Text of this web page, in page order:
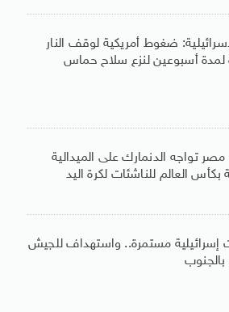
ضغوط أمريكية لوقف النار
لمدة أسبوعين لنزع سلاح حماس
تواجه الدنمارك على الميدالية
بكأس العالم للناشئات لكرة اليد
إسرائيلية مستمرة.. واستهداف للجيش
بالجنوب